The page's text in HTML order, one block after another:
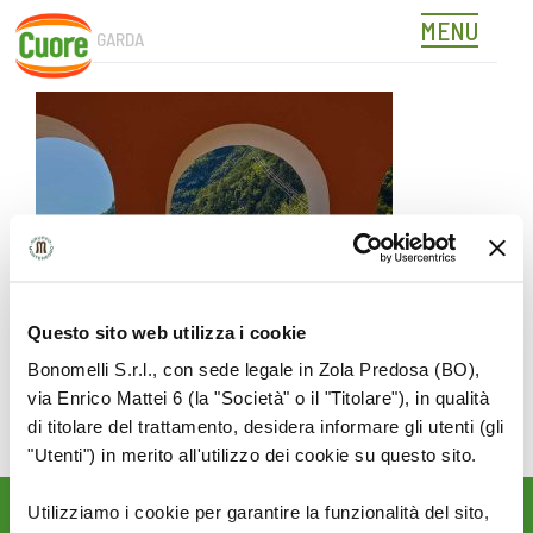
Questo sito web utilizza i cookie
Bonomelli S.r.l., con sede legale in Zola Predosa (BO),
via Enrico Mattei 6 (la "Società" o il "Titolare"), in qualità
di titolare del trattamento, desidera informare gli utenti (gli
"Utenti") in merito all'utilizzo dei cookie su questo sito.
Utilizziamo i cookie per garantire la funzionalità del sito,
Skip
content
MENU
RIVADELGARDA